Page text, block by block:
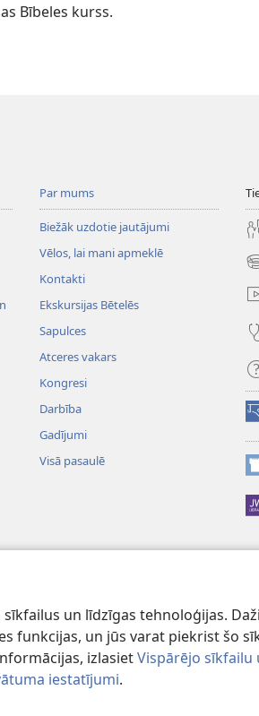
un līdzīgas tehnoloģijas.
funkcijas, un jūs varat piekrist šo
izlasietVispārējo
iestatījumi.
Bībeles kurss.
Par mums
Biežāk uzdotie jautājumi
Vēlos, lai mani apmeklē
Kontakti
Ekskursijas Bētelēs
Sapulces
Atceres vakars
Kongresi
Darbība
Gadījumi
Visā pasaulē
LIETOŠANAS NOTEIKUMI